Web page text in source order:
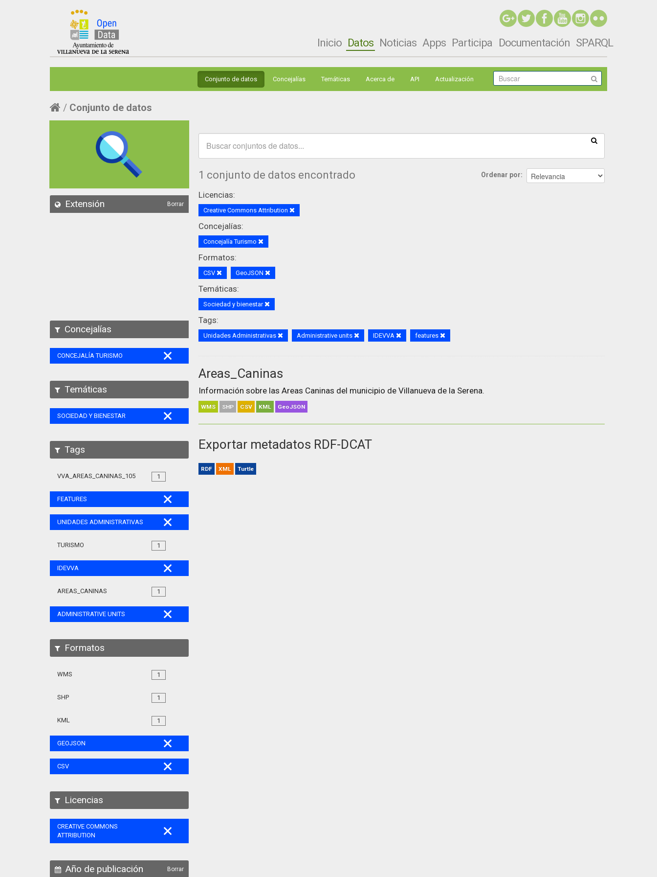
Inicio Datos Noticias Apps Participa Documentación SPARQL
Conjunto de datos Concejalías Temáticas Acerca de API Actualización
Conjunto de datos
Extensión Borrar
Concejalías
CONCEJALÍA TURISMO
Temáticas
SOCIEDAD Y BIENESTAR
Tags
1
VVA_AREAS_CANINAS_105
FEATURES
UNIDADES ADMINISTRATIVAS
1
TURISMO
IDEVVA
1
AREAS_CANINAS
ADMINISTRATIVE UNITS
Formatos
1
WMS
1
SHP
1
KML
GEOJSON
CSV
Licencias
CREATIVE COMMONS
ATTRIBUTION
Año de publicación Borrar
Ordenar por
1 conjunto de datos encontrado
Licencias:
Creative Commons Attribution
Concejalías:
Concejalía Turismo
Formatos:
CSV GeoJSON
Temáticas:
Sociedad y bienestar
Tags:
Unidades Administrativas Administrative units IDEVVA features
Areas_Caninas
Información sobre las Areas Caninas del municipio de Villanueva de la Serena.
WMS SHP CSV KML GeoJSON
Exportar metadatos RDF-DCAT
RDF XML Turtle